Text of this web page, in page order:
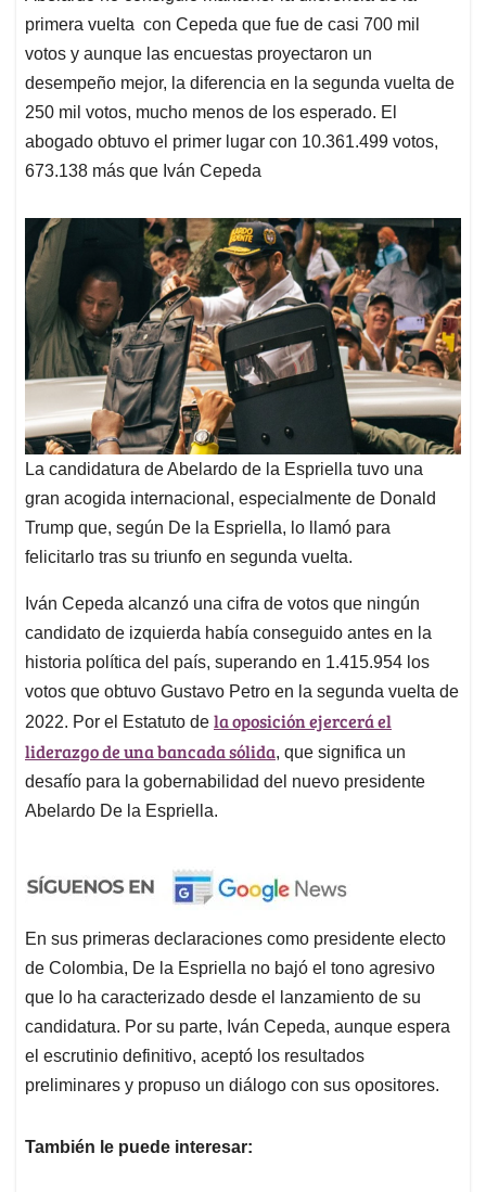
primera vuelta con Cepeda que fue de casi 700 mil
votos y aunque las encuestas proyectaron un
desempeño mejor, la diferencia en la segunda vuelta de
250 mil votos, mucho menos de los esperado. El
abogado obtuvo el primer lugar con 10.361.499 votos,
673.138 más que Iván Cepeda
La candidatura de Abelardo de la Espriella tuvo una
gran acogida internacional, especialmente de Donald
Trump que, según De la Espriella, lo llamó para
felicitarlo tras su triunfo en segunda vuelta.
Iván Cepeda alcanzó una cifra de votos que ningún
candidato de izquierda había conseguido antes en la
historia política del país, superando en 1.415.954 los
votos que obtuvo Gustavo Petro en la segunda vuelta de
2022. Por el Estatuto de la oposición ejercerá el
liderazgo de una bancada sólida, que significa un
desafío para la gobernabilidad del nuevo presidente
Abelardo De la Espriella.
En sus primeras declaraciones como presidente electo
de Colombia, De la Espriella no bajó el tono agresivo
que lo ha caracterizado desde el lanzamiento de su
candidatura. Por su parte, Iván Cepeda, aunque espera
el escrutinio definitivo, aceptó los resultados
preliminares y propuso un diálogo con sus opositores.
También le puede interesar: